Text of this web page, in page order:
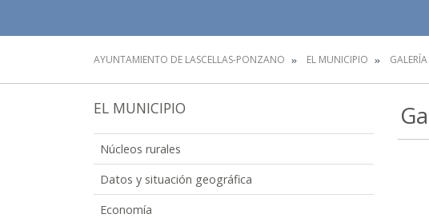
AYUNTAMIENTO DE LASCELLAS-PONZANO EL MUNICIPIO
EL MUNICIPIO
Núcleos rurales
Datos y situación geográfica
Economía